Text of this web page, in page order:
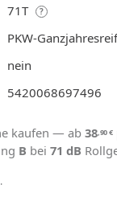
71T ?
PKW-
nein
5420068697496
kaufen — ab38,90€
B bei 71 dB